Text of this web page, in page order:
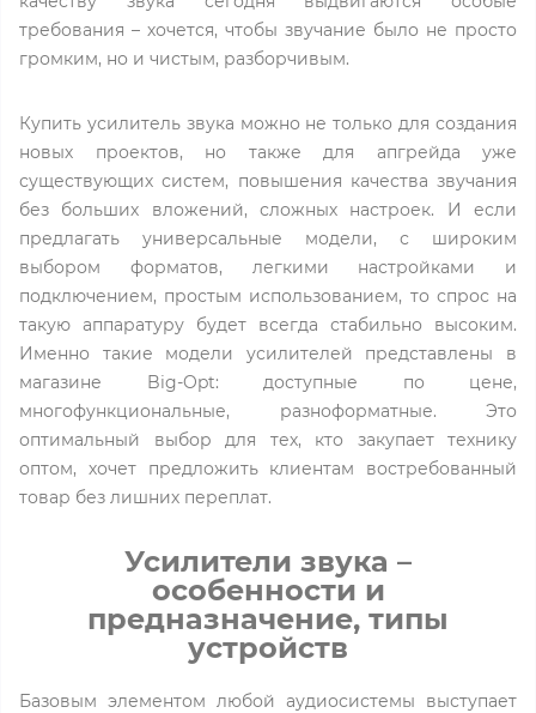
требования – хочется, чтобы звучание было не просто
громким, но и чистым, разборчивым.
Купить усилитель звука можно не только для создания
новых проектов, но также для апгрейда уже
существующих систем, повышения качества звучания
без больших вложений, сложных настроек. И если
предлагать универсальные модели, с широким
выбором форматов, легкими настройками и
подключением, простым использованием, то спрос на
такую аппаратуру будет всегда стабильно высоким.
Именно такие модели усилителей представлены в
магазине Big-Opt: доступные по цене,
многофункциональные, разноформатные. Это
оптимальный выбор для тех, кто закупает технику
оптом, хочет предложить клиентам востребованный
товар без лишних переплат.
Усилители звука –
особенности и
предназначение, типы
устройств
Базовым элементом любой аудиосистемы выступает